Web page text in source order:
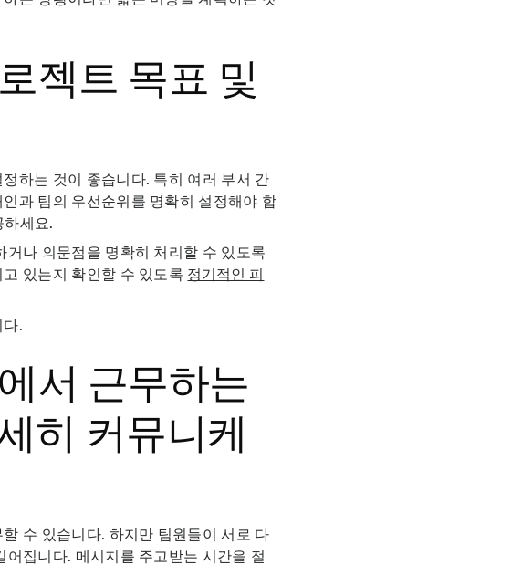
젝트 목표 및
하는 것이 좋습니다. 특히 여러 부서 간
과 팀의 우선순위를 명확히 설정해야 합
하세요.
나 의문점을 명확히 처리할 수 있도록
있는지 확인할 수 있도록 정기적인 피
다.
서 근무하는
히 커뮤니케
수 있습니다. 하지만 팀원들이 서로 다
집니다. 메시지를 주고받는 시간을 절